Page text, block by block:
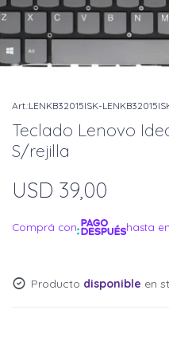
LENKB32015ISK-
Teclado Lenovo
S/rejilla
USD 39,00
Comprá con hasta
Producto disponible en